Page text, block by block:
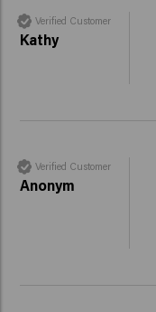
Verified Customer
Kathy
Verified Customer
Anonym